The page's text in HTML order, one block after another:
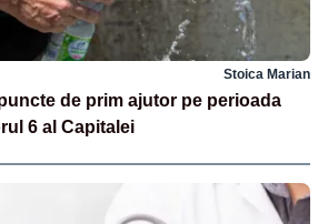
Stoica Marian
de prim ajutor pe perioada
6 al Capitalei